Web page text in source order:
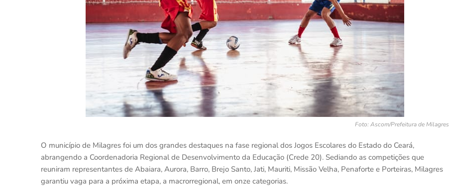
Foto: Ascom/Prefeitura de Milagres
O município de Milagres foi um dos grandes destaques na fase regional dos Jogos Escolares do Estado do Ceará,
abrangendo a Coordenadoria Regional de Desenvolvimento da Educação (Crede 20). Sediando as competições que
reuniram representantes de Abaiara, Aurora, Barro, Brejo Santo, Jati, Mauriti, Missão Velha, Penaforte e Porteiras, Milagres
garantiu vaga para a próxima etapa, a macrorregional, em onze categorias.